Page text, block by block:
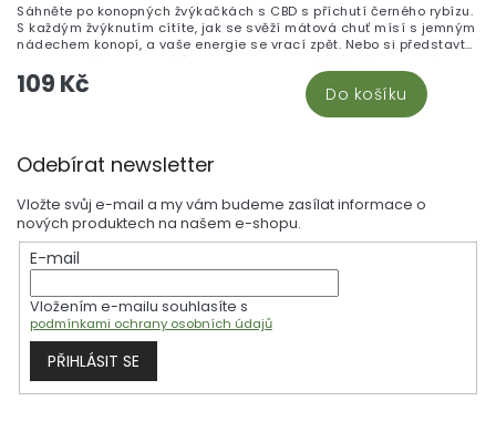
109 Kč Do košíku
Sáhněte po konopných žvýkačkách s CBD s příchutí černého rybízu.
S každým žvýknutím cítíte, jak se svěží mátová chuť mísí s jemným
nádechem konopí, a vaše energie se vrací zpět. Nebo si představte,
jak jste s přáteli a podělíte se o tyto lahodné žvýkačky. Nejenže
osvěží váš dech, ale díky CBD vás také zklidní a uvolní.
Odebírat newsletter
Vložte svůj e-mail a my vám budeme zasílat informace o
nových produktech na našem e-shopu.
E-mail
Vložením e-mailu souhlasíte s
podmínkami ochrany osobních údajů
PŘIHLÁSIT SE